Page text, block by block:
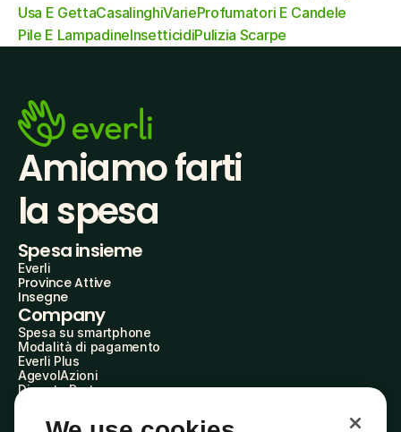
Usa E GettaCasalinghiVarieProfumatori E Candele
Pile E LampadineInsetticidiPulizia Scarpe
Amiamo farti
la spesa
Spesa insieme
Everli
Province Attive
Insegne
Company
Spesa su smartphone
Modalità di pagamento
Everli Plus
AgevolAzioni
Diventa Partner
Everli Shoppers